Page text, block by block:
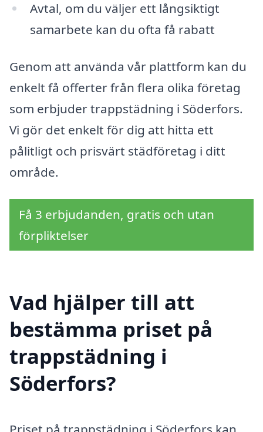
Avtal, om du väljer ett långsiktigt
samarbete kan du ofta få rabatt
Genom att använda vår plattform kan du
enkelt få offerter från flera olika företag
som erbjuder trappstädning i Söderfors.
Vi gör det enkelt för dig att hitta ett
pålitligt och prisvärt städföretag i ditt
område.
Få 3 erbjudanden, gratis och utan
förpliktelser
Vad hjälper till att
bestämma priset på
trappstädning i
Söderfors?